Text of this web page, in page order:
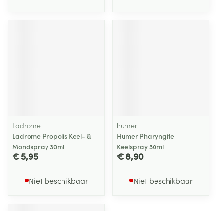
Ladrome
Ladrome Propolis Keel- &
Mondspray 30ml
€ 5,95
Niet beschikbaar
humer
Humer Pharyngite
Keelspray 30ml
€ 8,90
Niet beschikbaar